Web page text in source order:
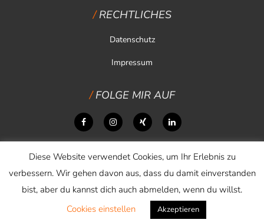
RECHTLICHES
Datenschutz
Impressum
FOLGE MIR AUF
Copyright © 2026 Daniel Wandelt
Diese Website verwendet Cookies, um Ihr Erlebnis zu
verbessern. Wir gehen davon aus, dass du damit einverstanden
bist, aber du kannst dich auch abmelden, wenn du willst.
Cookies einstellen
Akzeptieren